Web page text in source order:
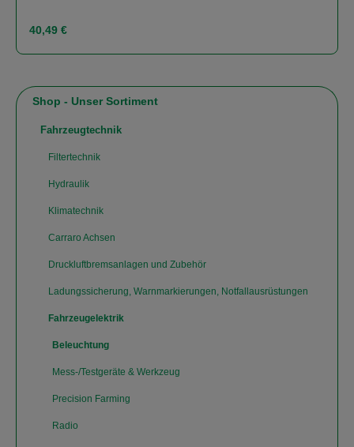
Shop - Unser Sortiment
Fahrzeugtechnik
Filtertechnik
Hydraulik
Klimatechnik
Carraro Achsen
Druckluftbremsanlagen und Zubehör
Ladungssicherung, Warnmarkierungen, Notfallausrüstungen
Fahrzeugelektrik
Beleuchtung
Mess-/Testgeräte & Werkzeug
Precision Farming
Radio
Regulärer Preis:
40,49 €